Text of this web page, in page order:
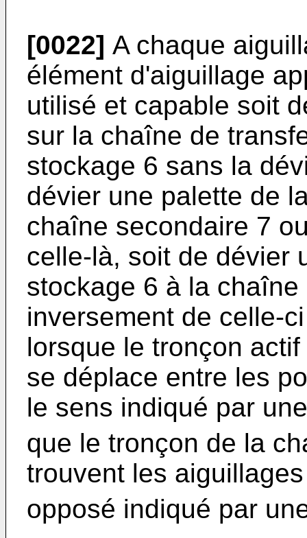
[0022] A chaque
élément d'aiguillage
utilisé et capable soit
sur la chaîne de
stockage 6 sans la
dévier une palette de
chaîne secondaire 7
celle-là, soit de dévier
stockage 6 à la
inversement de celle-
lorsque le tronçon
se déplace entre les
le sens indiqué par
que le tronçon de la
trouvent les
opposé indiqué par